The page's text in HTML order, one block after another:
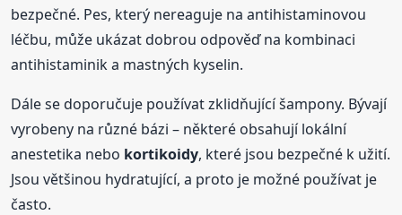
bezpečné. Pes, který nereaguje na antihistaminovou
léčbu, může ukázat dobrou odpověď na kombinaci
antihistaminik a mastných kyselin.
Dále se doporučuje používat zklidňující šampony. Bývají
vyrobeny na různé bázi – některé obsahují lokální
anestetika nebo kortikoidy, které jsou bezpečné k užití.
Jsou většinou hydratující, a proto je možné používat je
často.